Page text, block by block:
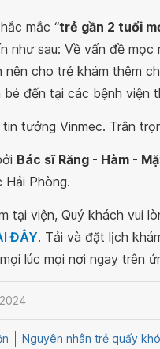
mắc “trẻ gần 2 tuổi
như sau: Về vấn đề mọc
nên cho trẻ khám thêm
đến tại các bệnh viện
tưởng Vinmec. Trân
Bác sĩ Răng - Hàm -
Hải Phòng.
tại viện, Quý khách vui
ĐÂY. Tải và đặt lịch
lúc mọi nơi ngay trên
Nguyên nhân trẻ quấy